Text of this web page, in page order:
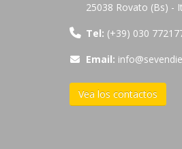
25038 Rovato (Bs) -
Tel: (+39) 030
Email:
Vea los contactos